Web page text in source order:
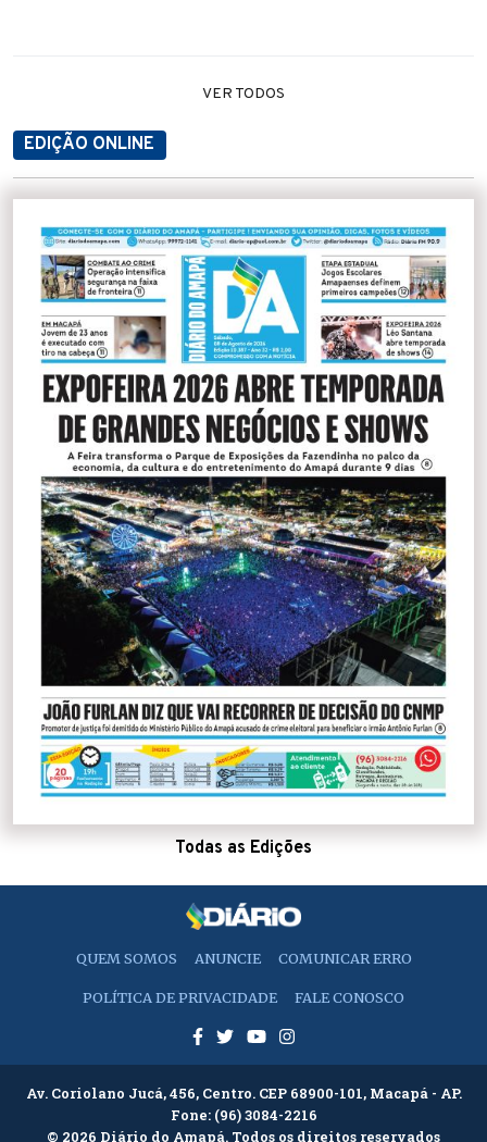
VER TODOS
EDIÇÃO ONLINE
Todas as Edições
QUEM SOMOS ANUNCIE COMUNICAR ERRO
POLÍTICA DE PRIVACIDADE FALE CONOSCO
Av. Coriolano Jucá, 456, Centro. CEP 68900-101, Macapá - AP.
Fone: (96) 3084-2216
© 2026 Diário do Amapá. Todos os direitos reservados